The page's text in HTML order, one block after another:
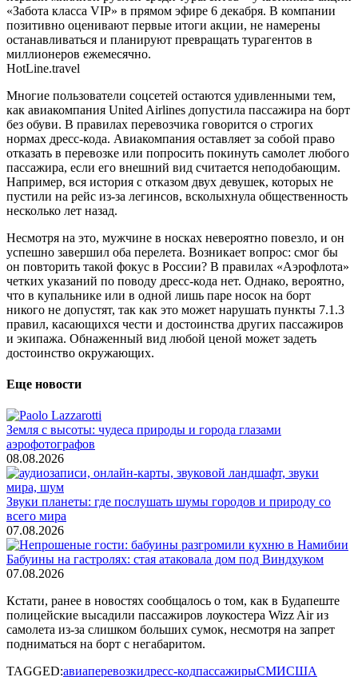
«Забота класса VIP» в прямом эфире 6 декабря. В компании
позитивно оценивают первые итоги акции, не намерены
останавливаться и планируют превращать турагентов в
миллионеров ежемесячно.
HotLine.travel
Многие пользователи соцсетей остаются удивленными тем,
как авиакомпания United Airlines допустила пассажира на борт
без обуви. В правилах перевозчика говорится о строгих
нормах дресс-кода. Авиакомпания оставляет за собой право
отказать в перевозке или попросить покинуть самолет любого
пассажира, если его внешний вид считается неподобающим.
Например, вся история с отказом двух девушек, которых не
пустили на рейс из-за легинсов, всколыхнула общественность
несколько лет назад.
Несмотря на это, мужчине в носках невероятно повезло, и он
успешно завершил оба перелета. Возникает вопрос: смог бы
он повторить такой фокус в России? В правилах «Аэрофлота»
четких указаний по поводу дресс-кода нет. Однако, вероятно,
что в купальнике или в одной лишь паре носок на борт
никого не допустят, так как это может нарушать пункты 7.1.3
правил, касающихся чести и достоинства других пассажиров
и экипажа. Обнаженный вид любой ценой может задеть
достоинство окружающих.
Еще новости
Земля с высоты: чудеса природы и города глазами
аэрофотографов
08.08.2026
Звуки планеты: где послушать шумы городов и природу со
всего мира
07.08.2026
Бабуины на гастролях: стая атаковала дом под Виндхуком
07.08.2026
Кстати, ранее в новостях сообщалось о том, как в Будапеште
полицейские высадили пассажиров лоукостера Wizz Air из
самолета из-за слишком больших сумок, несмотря на запрет
подниматься на борт с негабаритом.
TAGGED:авиаперевозкидресс-кодпассажирыСМИСША